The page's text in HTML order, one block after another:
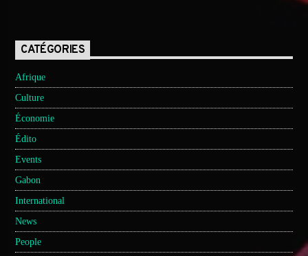
CATÉGORIES
Afrique
Culture
Économie
Édito
Events
Gabon
International
News
People